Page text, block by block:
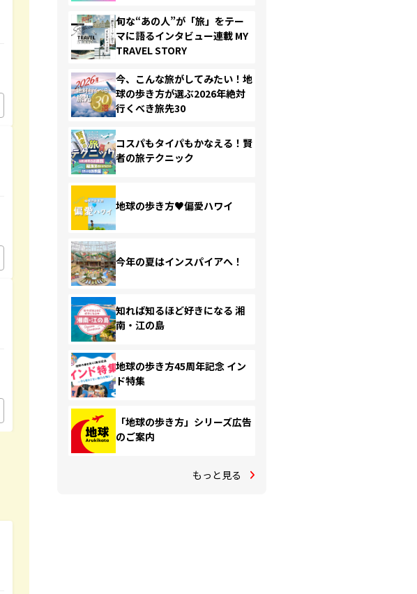
旬な“あの人”が「旅」をテー
マに語るインタビュー連載 MY
TRAVEL STORY
今、こんな旅がしてみたい！地
球の歩き方が選ぶ2026年絶対
行くべき旅先30
コスパもタイパもかなえる！賢
者の旅テクニック
地球の歩き方♥偏愛ハワイ
今年の夏はインスパイアへ！
知れば知るほど好きになる 湘
南・江の島
地球の歩き方45周年記念 イン
ド特集
「地球の歩き方」シリーズ広告
のご案内
もっと見る